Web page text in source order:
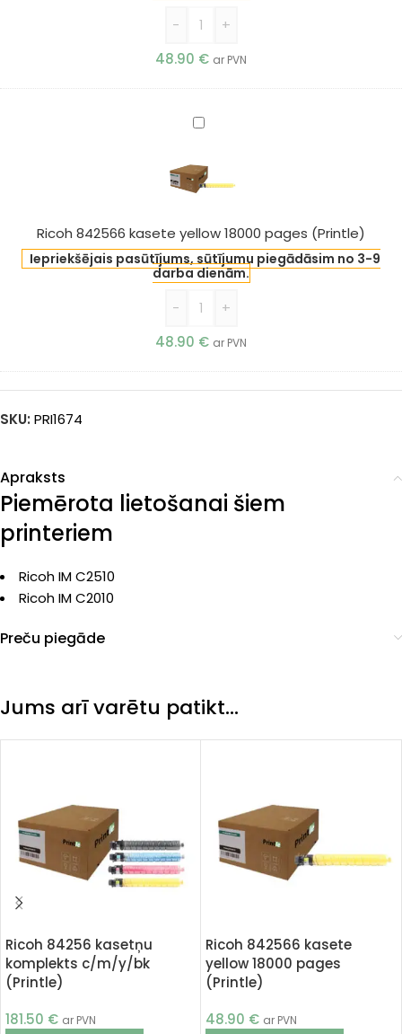
-
+
48.90 € ar PVN
Ricoh
kasete
yellow
pages
(Printle)
Ricoh 842566 kasete yellow 18000 pages (Printle)
Iepriekšējais pasūtījums, sūtījumu piegādāsim no 3-9
darba dienām.
-
+
48.90 € ar PVN
SKU: PRI1674
Apraksts
Piemērota lietošanai šiem
printeriem
Ricoh IM C2510
Ricoh IM C2010
Preču piegāde
Jums arī varētu patikt…
Ricoh 84256 kasetņu
komplekts c/m/y/bk
(Printle)
181.50 € ar PVN
Ricoh 842566 kasete
yellow 18000 pages
(Printle)
48.90 € ar PVN